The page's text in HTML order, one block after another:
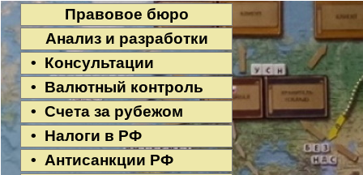
Правовое бюро
Анализ и разработки
• Консультации
• Валютный контроль
• Счета за рубежом
• Налоги в РФ
• Антисанкции РФ